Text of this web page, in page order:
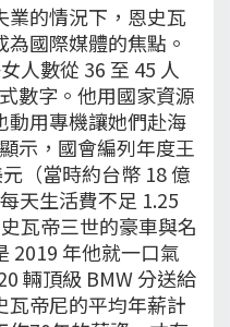
業的情況下，恩史瓦
國際媒體的焦點。
人數從 36 至 45 人
數字。他用國家資源
動用專機讓她們赴海
示，國會編列年度王
（當時約台幣 18 億
天生活費不足 1.25
瓦帝三世的豪車與名
2019 年他就一口氣
輛頂級 BMW 分送給
瓦帝尼的平均年薪計